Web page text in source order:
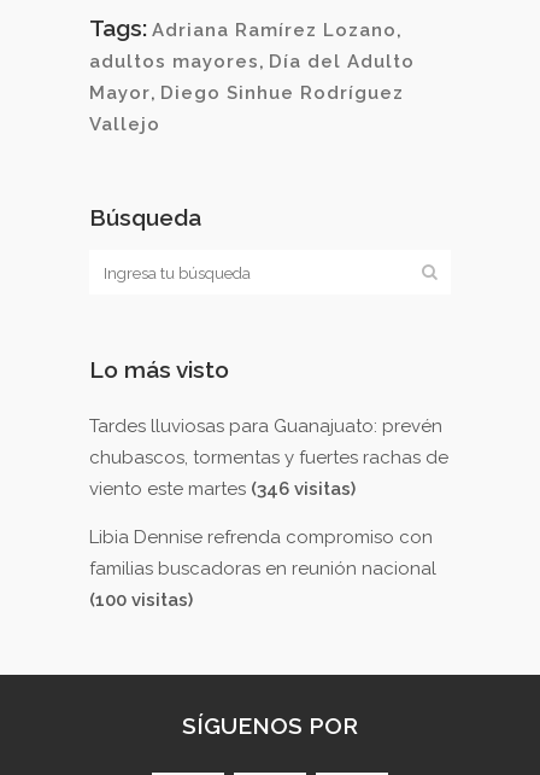
Tags: Adriana Ramírez Lozano,
adultos mayores, Día del Adulto
Mayor, Diego Sinhue Rodríguez
Vallejo
Búsqueda
Lo más visto
Tardes lluviosas para Guanajuato: prevén
chubascos, tormentas y fuertes rachas de
viento este martes (346 visitas)
Libia Dennise refrenda compromiso con
familias buscadoras en reunión nacional
(100 visitas)
SÍGUENOS POR